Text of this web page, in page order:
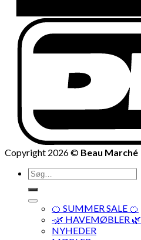
Copyright 2026 © Beau Marché
Søg
efter:
🍊 SUMMER SALE 🍊
·🌿 HAVEMØBLER 🌿
NYHEDER